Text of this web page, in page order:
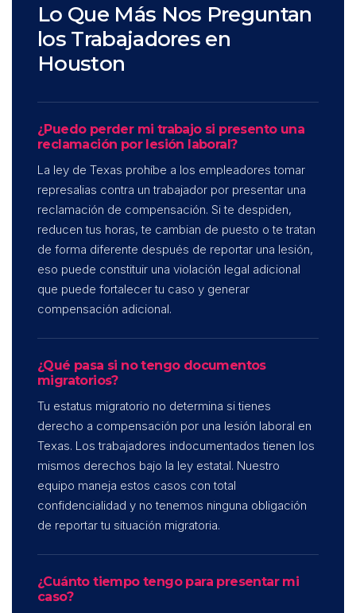
Lo Que Más Nos Preguntan
los Trabajadores en
Houston
¿Puedo perder mi trabajo si presento una
reclamación por lesión laboral?
La ley de Texas prohíbe a los empleadores tomar
represalias contra un trabajador por presentar una
reclamación de compensación. Si te despiden,
reducen tus horas, te cambian de puesto o te tratan
de forma diferente después de reportar una lesión,
eso puede constituir una violación legal adicional
que puede fortalecer tu caso y generar
compensación adicional.
¿Qué pasa si no tengo documentos
migratorios?
Tu estatus migratorio no determina si tienes
derecho a compensación por una lesión laboral en
Texas. Los trabajadores indocumentados tienen los
mismos derechos bajo la ley estatal. Nuestro
equipo maneja estos casos con total
confidencialidad y no tenemos ninguna obligación
de reportar tu situación migratoria.
¿Cuánto tiempo tengo para presentar mi
caso?